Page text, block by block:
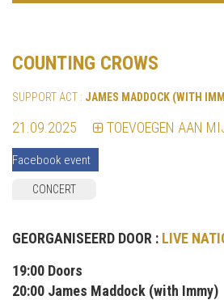
COUNTING CROWS
SUPPORT ACT : JAMES MADDOCK (WITH
21.09.2025 TOEVOEGEN AAN
Facebook event
CONCERT
GEORGANISEERD DOOR : LIVE
19:00 Doors
20:00 James Maddock (with Immy)